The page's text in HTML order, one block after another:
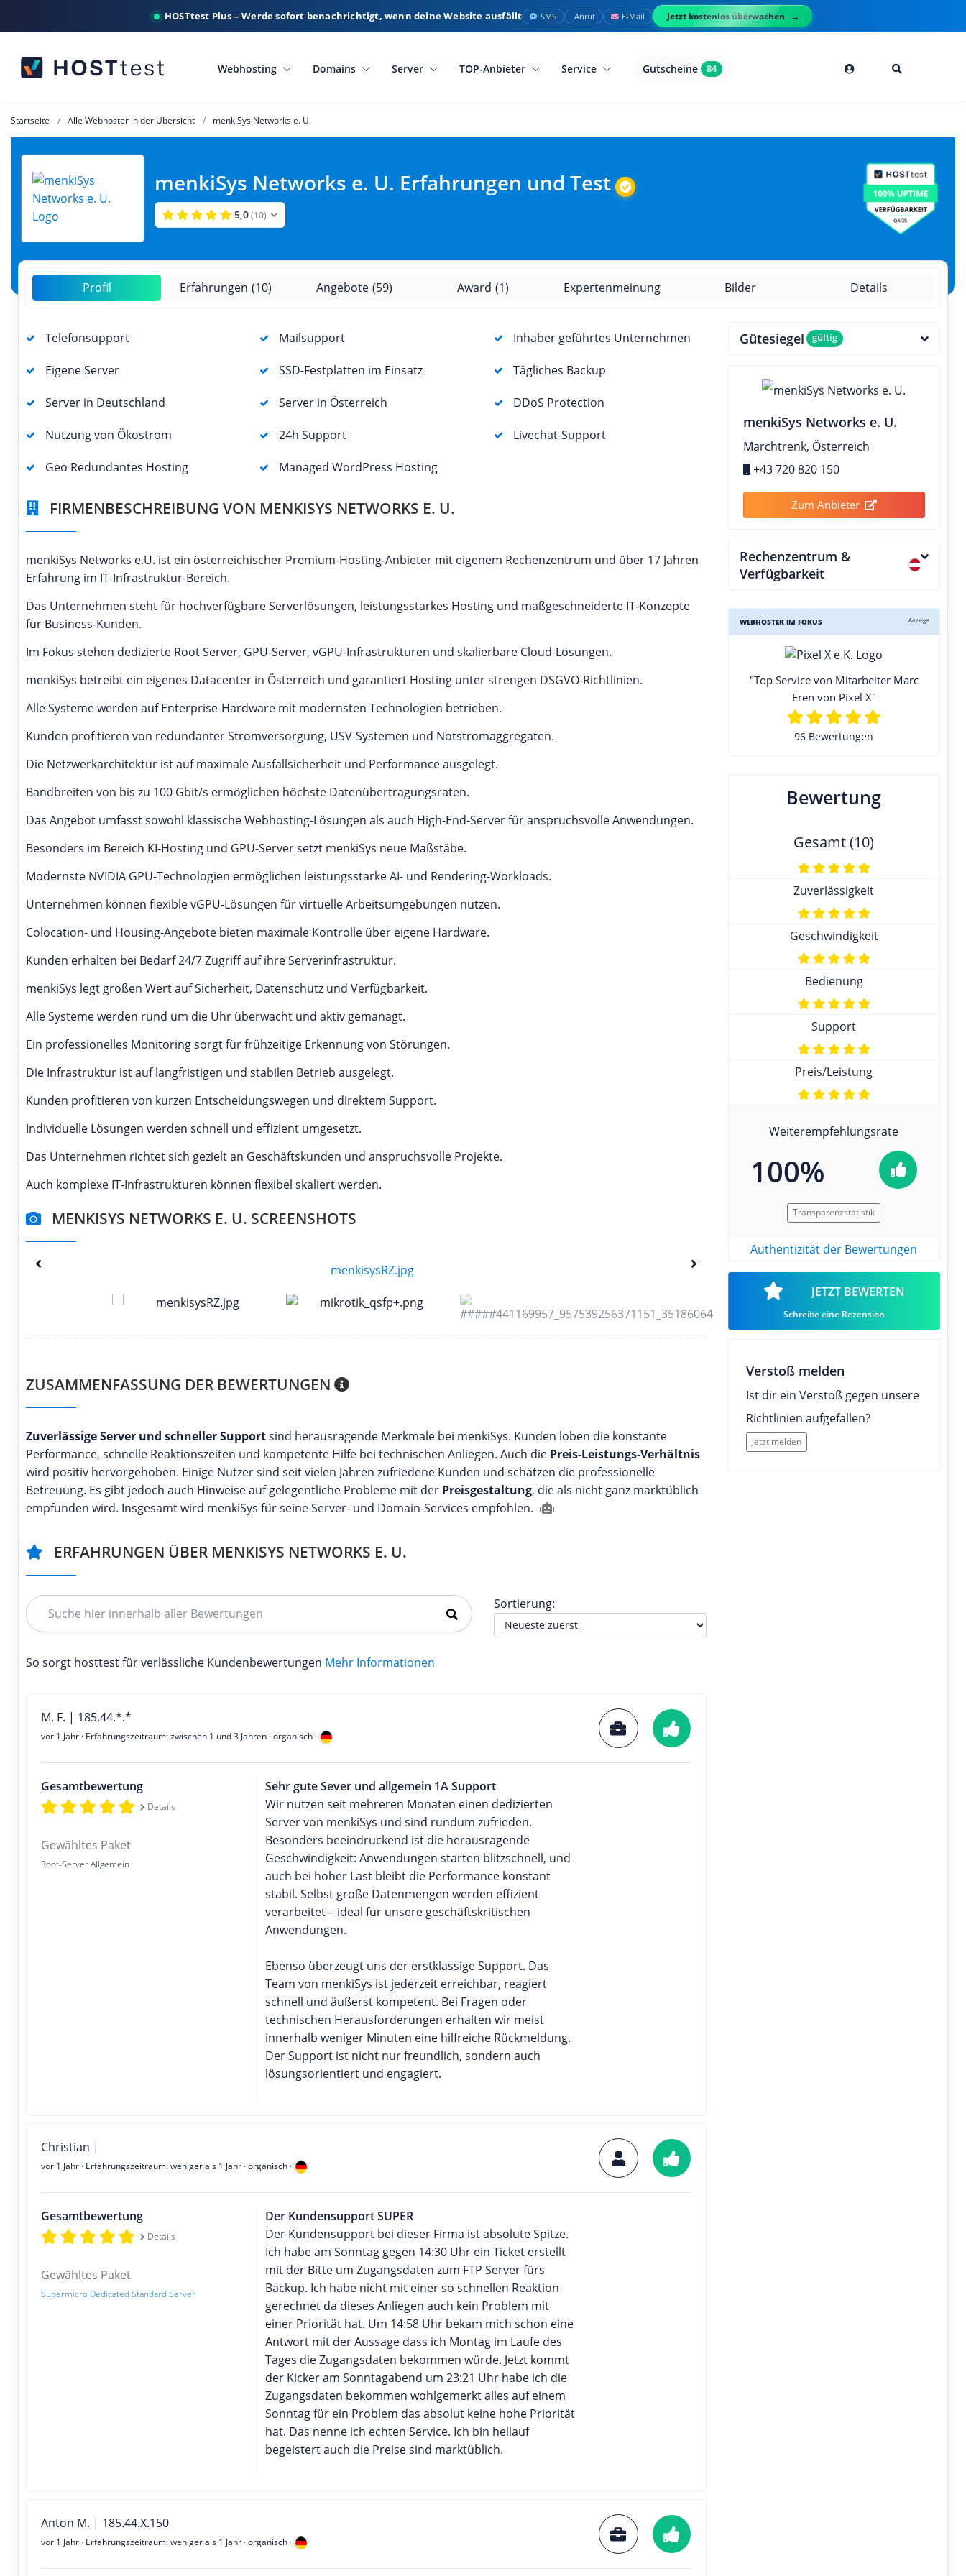
HOSTtest Plus – Werde sofort benachrichtigt, wenn deine Website ausfällt SMS Anruf E-Mail Jetzt kostenlos überwachen
Webhosting Domains Server TOP-Anbieter Service Gutscheine 84
Startseite Alle Webhoster in der Übersicht menkiSys Networks e. U.
menkiSys Networks e. U. Erfahrungen und Test
5,0 (10)
Profil Erfahrungen (10) Angebote (59) Award (1) Expertenmeinung Bilder Details
Telefonsupport Mailsupport Inhaber geführtes Unternehmen
Eigene Server SSD-Festplatten im Einsatz Tägliches Backup
Server in Deutschland Server in Österreich DDoS Protection
Nutzung von Ökostrom 24h Support Livechat-Support
Geo Redundantes Hosting Managed WordPress Hosting
FIRMENBESCHREIBUNG VON MENKISYS NETWORKS E. U.
menkiSys Networks e.U. ist ein österreichischer Premium-Hosting-Anbieter mit eigenem Rechenzentrum und über 17 Jahren
Erfahrung im IT-Infrastruktur-Bereich.
Das Unternehmen steht für hochverfügbare Serverlösungen, leistungsstarkes Hosting und maßgeschneiderte IT-Konzepte
für Business-Kunden.
Im Fokus stehen dedizierte Root Server, GPU-Server, vGPU-Infrastrukturen und skalierbare Cloud-Lösungen.
menkiSys betreibt ein eigenes Datacenter in Österreich und garantiert Hosting unter strengen DSGVO-Richtlinien.
Alle Systeme werden auf Enterprise-Hardware mit modernsten Technologien betrieben.
Kunden profitieren von redundanter Stromversorgung, USV-Systemen und Notstromaggregaten.
Die Netzwerkarchitektur ist auf maximale Ausfallsicherheit und Performance ausgelegt.
Bandbreiten von bis zu 100 Gbit/s ermöglichen höchste Datenübertragungsraten.
Das Angebot umfasst sowohl klassische Webhosting-Lösungen als auch High-End-Server für anspruchsvolle Anwendungen.
Besonders im Bereich KI-Hosting und GPU-Server setzt menkiSys neue Maßstäbe.
Modernste NVIDIA GPU-Technologien ermöglichen leistungsstarke AI- und Rendering-Workloads.
Unternehmen können flexible vGPU-Lösungen für virtuelle Arbeitsumgebungen nutzen.
Colocation- und Housing-Angebote bieten maximale Kontrolle über eigene Hardware.
Kunden erhalten bei Bedarf 24/7 Zugriff auf ihre Serverinfrastruktur.
menkiSys legt großen Wert auf Sicherheit, Datenschutz und Verfügbarkeit.
Alle Systeme werden rund um die Uhr überwacht und aktiv gemanagt.
Ein professionelles Monitoring sorgt für frühzeitige Erkennung von Störungen.
Die Infrastruktur ist auf langfristigen und stabilen Betrieb ausgelegt.
Kunden profitieren von kurzen Entscheidungswegen und direktem Support.
Individuelle Lösungen werden schnell und effizient umgesetzt.
Das Unternehmen richtet sich gezielt an Geschäftskunden und anspruchsvolle Projekte.
Auch komplexe IT-Infrastrukturen können flexibel skaliert werden.
MENKISYS NETWORKS E. U. SCREENSHOTS
ZUSAMMENFASSUNG DER BEWERTUNGEN
Zuverlässige Server und schneller Supportsind herausragende Merkmale bei menkiSys. Kunden loben die konstante
Performance, schnelle Reaktionszeiten und kompetente Hilfe bei technischen Anliegen. Auch die Preis-Leistungs-Verhältnis
wird positiv hervorgehoben. Einige Nutzer sind seit vielen Jahren zufriedene Kunden und schätzen die professionelle
Betreuung. Es gibt jedoch auch Hinweise auf gelegentliche Probleme mit der Preisgestaltung, die als nicht ganz marktüblich
empfunden wird. Insgesamt wird menkiSys für seine Server- und Domain-Services empfohlen.
ERFAHRUNGEN ÜBER MENKISYS NETWORKS E. U.
Sortierung:
So sorgt hosttest für verlässliche Kundenbewertungen Mehr Informationen
M. F. | 185.44.*.*
vor 1 Jahr · Erfahrungszeitraum: zwischen 1 und 3 Jahren · organisch ·
Gesamtbewertung
Details
Gewähltes Paket
Root-Server Allgemein
Sehr gute Sever und allgemein 1A Support
Wir nutzen seit mehreren Monaten einen dedizierten
Server von menkiSys und sind rundum zufrieden.
Besonders beeindruckend ist die herausragende
Geschwindigkeit: Anwendungen starten blitzschnell, und
auch bei hoher Last bleibt die Performance konstant
stabil. Selbst große Datenmengen werden effizient
verarbeitet – ideal für unsere geschäftskritischen
Anwendungen.
Ebenso überzeugt uns der erstklassige Support. Das
Team von menkiSys ist jederzeit erreichbar, reagiert
schnell und äußerst kompetent. Bei Fragen oder
technischen Herausforderungen erhalten wir meist
innerhalb weniger Minuten eine hilfreiche Rückmeldung.
Der Support ist nicht nur freundlich, sondern auch
lösungsorientiert und engagiert.
Christian |
vor 1 Jahr · Erfahrungszeitraum: weniger als 1 Jahr · organisch ·
Gesamtbewertung
Details
Gewähltes Paket
Supermicro Dedicated Standard Server
Der Kundensupport SUPER
Der Kundensupport bei dieser Firma ist absolute Spitze.
Ich habe am Sonntag gegen 14:30 Uhr ein Ticket erstellt
mit der Bitte um Zugangsdaten zum FTP Server fürs
Backup. Ich habe nicht mit einer so schnellen Reaktion
gerechnet da dieses Anliegen auch kein Problem mit
einer Priorität hat. Um 14:58 Uhr bekam mich schon eine
Antwort mit der Aussage dass ich Montag im Laufe des
Tages die Zugangsdaten bekommen würde. Jetzt kommt
der Kicker am Sonntagabend um 23:21 Uhr habe ich die
Zugangsdaten bekommen wohlgemerkt alles auf einem
Sonntag für ein Problem das absolut keine hohe Priorität
hat. Das nenne ich echten Service. Ich bin hellauf
begeistert auch die Preise sind marktüblich.
Anton M. | 185.44.X.150
vor 1 Jahr · Erfahrungszeitraum: weniger als 1 Jahr · organisch ·
Gütesiegel gültig
menkiSys Networks e. U.
Marchtrenk, Österreich
+43 720 820 150
Zum Anbieter
Rechenzentrum &
Verfügbarkeit
WEBHOSTER IM FOKUS Anzeige
"Top Service von Mitarbeiter Marc
Eren von Pixel X"
96 Bewertungen
Bewertung
Gesamt (10)
Zuverlässigkeit
Geschwindigkeit
Bedienung
Support
Preis/Leistung
Weiterempfehlungsrate
100%
Transparenzstatistik
Authentizität der Bewertungen
JETZT BEWERTEN
Schreibe eine Rezension
Verstoß melden
Ist dir ein Verstoß gegen unsere
Richtlinien aufgefallen?
Jetzt melden